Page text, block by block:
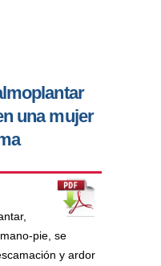
una mujer
pie, se
y ardor